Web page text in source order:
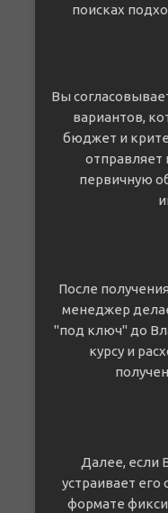
поисках
Вы
вариантов,
бюджет и
отправляет
первичную
После
менеджер
"под ключ" до
курсу и
Далее, если
устраивает его
формате